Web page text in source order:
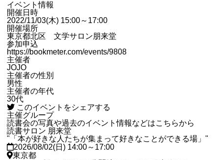
イベント情報
開催日時
2022/11/03(木) 15:00～17:00
開催場所
東京都北区 文学サロン朋来堂
参加申込
https://bookmeter.com/events/9808
主催者
JOJO
主催者の性別
男性
主催者の年代
30代
このイベントをシェアする
主催グループ
読書会の写真や過去のイベント情報などはこちらから
読書サロン 朋来堂
"「本が好きな人たちが集まって好きなことができる場」"
2026/08/02(日) 14:00～17:00
東京都